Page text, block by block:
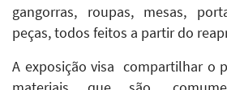
gangorras, roupas, mesas,
peças, todos feitos a partir do
A exposição visa compartilhar o